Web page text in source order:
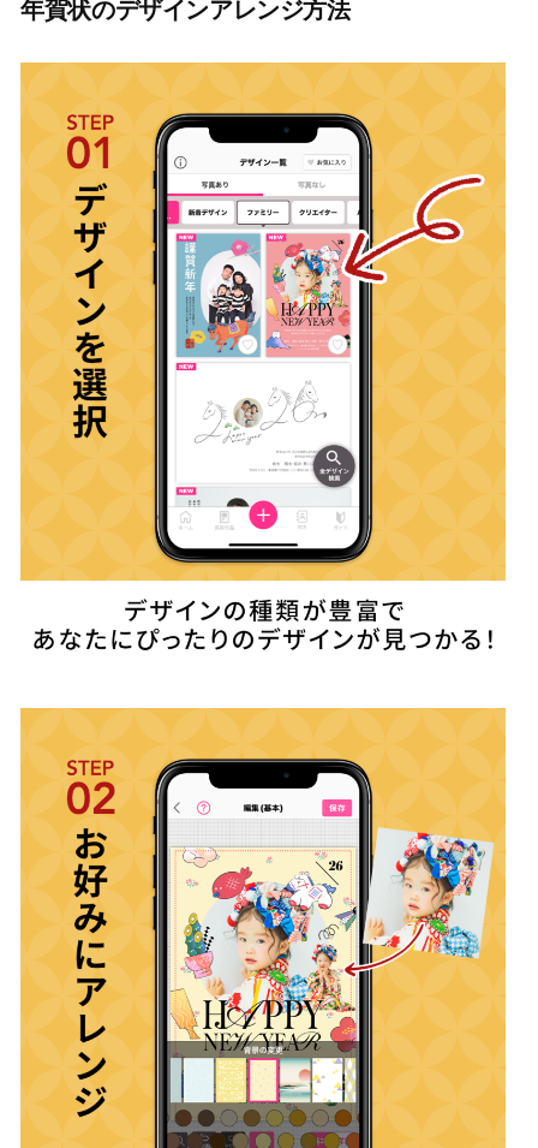
年賀状のデザインアレンジ方法